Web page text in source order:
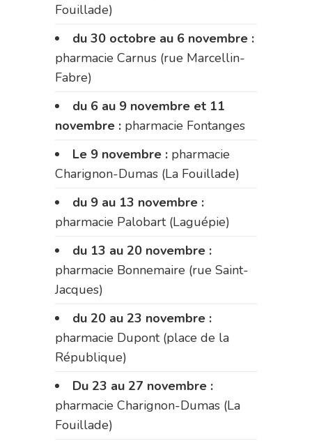
Fouillade)
du 30 octobre au 6 novembre :
pharmacie Carnus (rue Marcellin-
Fabre)
du 6 au 9 novembre et 11
novembre : pharmacie Fontanges
Le 9 novembre : pharmacie
Charignon-Dumas (La Fouillade)
du 9 au 13 novembre :
pharmacie Palobart (Laguépie)
du 13 au 20 novembre :
pharmacie Bonnemaire (rue Saint-
Jacques)
du 20 au 23 novembre :
pharmacie Dupont (place de la
République)
Du 23 au 27 novembre :
pharmacie Charignon-Dumas (La
Fouillade)